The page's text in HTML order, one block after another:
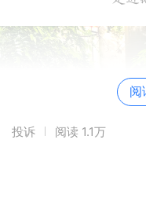
阅
投诉 阅读 1.1万